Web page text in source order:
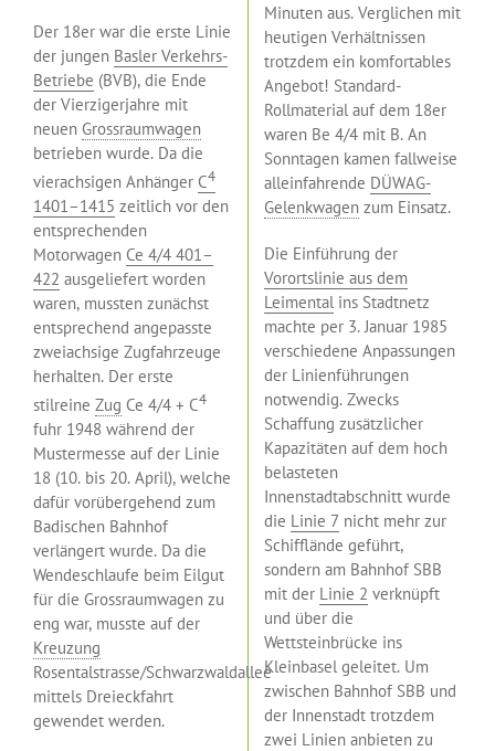
Der 18er war die erste Linie
der jungen Basler Verkehrs-
Betriebe (BVB), die Ende
der Vierzigerjahre mit
neuen Grossraumwagen
betrieben wurde. Da die
vierachsigen Anhänger C4
1401–1415 zeitlich vor den
entsprechenden
Motorwagen Ce 4/4 401–
422 ausgeliefert worden
waren, mussten zunächst
entsprechend angepasste
zweiachsige Zugfahrzeuge
herhalten. Der erste
stilreine Zug Ce 4/4 + C4
fuhr 1948 während der
Mustermesse auf der Linie
18 (10. bis 20. April), welche
dafür vorübergehend zum
Badischen Bahnhof
verlängert wurde. Da die
Wendeschlaufe beim Eilgut
für die Grossraumwagen zu
eng war, musste auf der
Kreuzung
Rosentalstrasse/Schwarzwaldallee
mittels Dreieckfahrt
gewendet werden.
Minuten aus. Verglichen mit
heutigen Verhältnissen
trotzdem ein komfortables
Angebot! Standard-
Rollmaterial auf dem 18er
waren Be 4/4 mit B. An
Sonntagen kamen fallweise
alleinfahrende DÜWAG-
Gelenkwagen zum Einsatz.
Die Einführung der
Vorortslinie aus dem
Leimental ins Stadtnetz
machte per 3. Januar 1985
verschiedene Anpassungen
der Linienführungen
notwendig. Zwecks
Schaffung zusätzlicher
Kapazitäten auf dem hoch
belasteten
Innenstadtabschnitt wurde
die Linie 7 nicht mehr zur
Schifflände geführt,
sondern am Bahnhof SBB
mit der Linie 2 verknüpft
und über die
Wettsteinbrücke ins
Kleinbasel geleitet. Um
zwischen Bahnhof SBB und
der Innenstadt trotzdem
zwei Linien anbieten zu